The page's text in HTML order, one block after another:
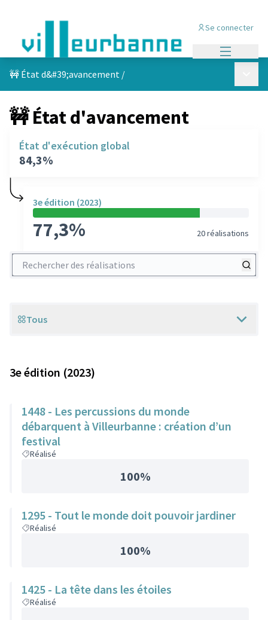
Se connecter
🚧 État d&#39;avancement /
🚧 État d'avancement
État d'exécution global
84,3%
3e édition (2023)
77,3% 20 réalisations
Rechercher des réalisations
Scope
Tous
3e édition (2023)
1448 - Les percussions du monde
débarquent à Villeurbanne : création d’un
festival
Réalisé
100%
1295 - Tout le monde doit pouvoir jardiner
Réalisé
100%
1425 - La tête dans les étoiles
Réalisé